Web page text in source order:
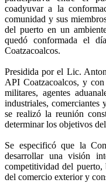
coadyuvar a la
comunidad y sus
del puerto en un
quedó conformada el
Coatzacoalcos.
Presidida por el Lic.
API Coatzacoalcos, y
militares, agentes
industriales, comerciantes
se realizó la reunión
determinar los objetivos
Se especificó que la
desarrollar una visión
competitividad del puerto,
del comercio exterior y